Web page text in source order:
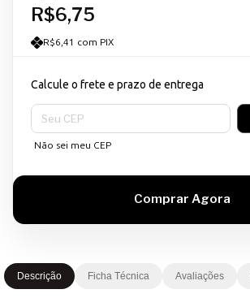
R$6,75
R$6,41 com PIX
Calcule o frete e prazo de entrega
Entregas para o CEP:
Não sei meu CEP
Descrição Ficha Técnica Avaliações